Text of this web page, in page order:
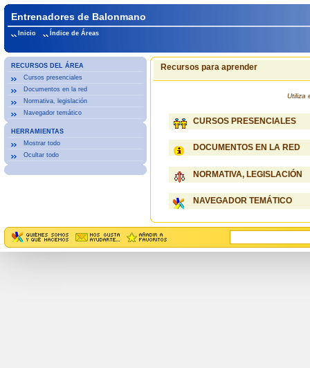
Entrenadores de Balonmano
Inicio Índice de Áreas
RECURSOS DEL ÁREA
Cursos presenciales
Documentos en la red
Normativa, legislación
Navegador temático
HERRAMIENTAS
Mostrar todo
Ocultar todo
Recursos para aprender
Utiliza
CURSOS PRESENCIALES
DOCUMENTOS EN LA RED
NORMATIVA, LEGISLACIÓN
NAVEGADOR TEMÁTICO